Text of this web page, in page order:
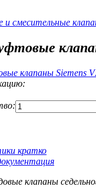
и смесительные
кратко
клапаны